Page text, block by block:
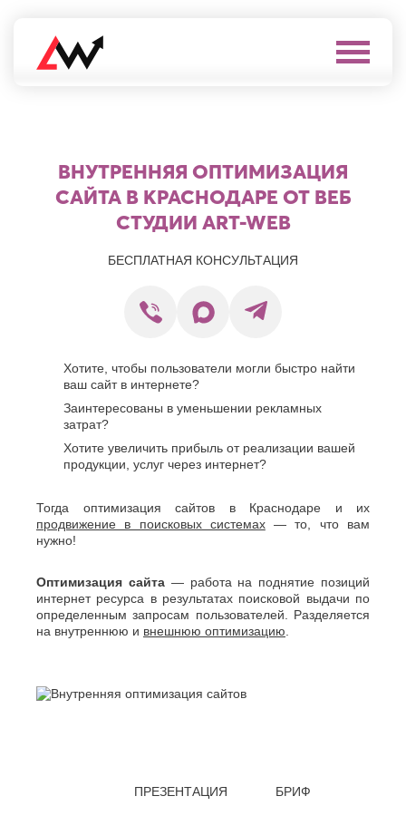
Выберите
город
Алушта
Альметьевск
Анапа
Архангельск
Батайск
Бахчисарай
Белгород
Березники
Великий
Новгород
Владикавказ
Волгоград
Волгодонск
Волжск
Волжский
Г
Нижнекамск
Нижний
Новгород
Новомосковск
Новочебоксарск
Уренгой
Ноябрьск
Обнинск
Одинцово
Орел
Оренбург
Орск
П
Пенза
Петрозаводск
ВНУТРЕННЯЯ ОПТИМИЗАЦИЯ
САЙТА В КРАСНОДАРЕ ОТ ВЕБ
СТУДИИ ART-WEB
БЕСПЛАТНАЯ КОНСУЛЬТАЦИЯ
Хотите, чтобы пользователи могли быстро найти
ваш сайт в интернете?
Заинтересованы в уменьшении рекламных
затрат?
Хотите увеличить прибыль от реализации вашей
продукции, услуг через интернет?
Тогда оптимизация сайтов в Краснодаре и их
продвижение в поисковых системах— то, что вам
нужно!
Оптимизация сайта— работа на поднятие позиций
интернет ресурса в результатах поисковой выдачи по
определенным запросам пользователей. Разделяется
на внутреннюю и внешнюю оптимизацию
ПРЕЗЕНТАЦИЯ БРИФ